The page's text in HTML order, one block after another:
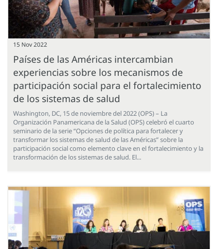
15 Nov 2022
Países de las Américas intercambian
experiencias sobre los mecanismos de
participación social para el fortalecimiento
de los sistemas de salud
Washington, DC, 15 de noviembre del 2022 (OPS) – La
Organización Panamericana de la Salud (OPS) celebró el cuarto
seminario de la serie “Opciones de política para fortalecer y
transformar los sistemas de salud de las Américas” sobre la
participación social como elemento clave en el fortalecimiento y la
transformación de los sistemas de salud. El...